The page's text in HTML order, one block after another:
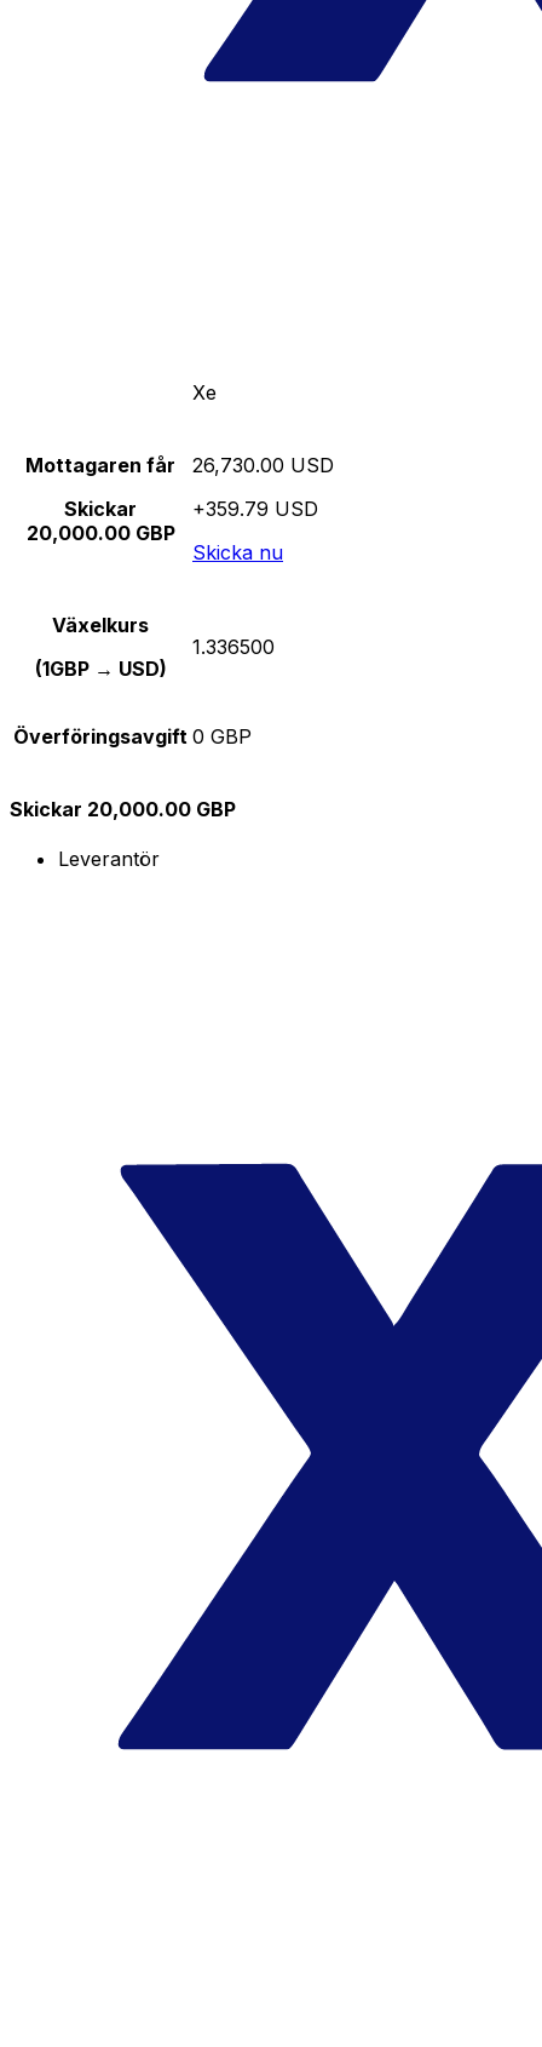
Xe
Mottagaren får
Skickar
20,000.00 GBP
26,730.00 USD
+359.79 USD
Skicka nu
Växelkurs
(1GBP → USD)
1.336500
Överföringsavgift 0 GBP
Skickar 20,000.00 GBP
Leverantör